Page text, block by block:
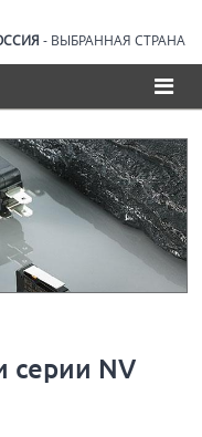
- ВЫБРАННАЯ СТРАНА
серии NV